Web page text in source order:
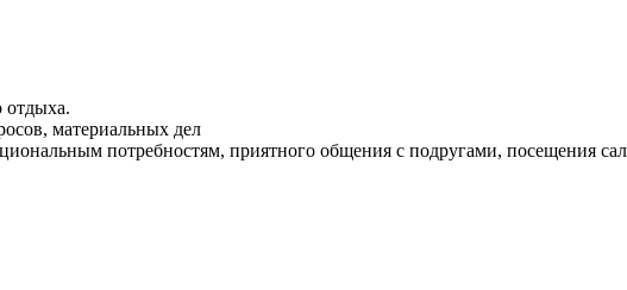
отдыха.
материальных дел
потребностям, приятного общения с подругами, посещения